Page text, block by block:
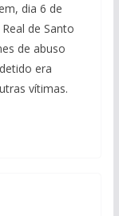
dia 6 de
de Santo
de abuso
era
vítimas.